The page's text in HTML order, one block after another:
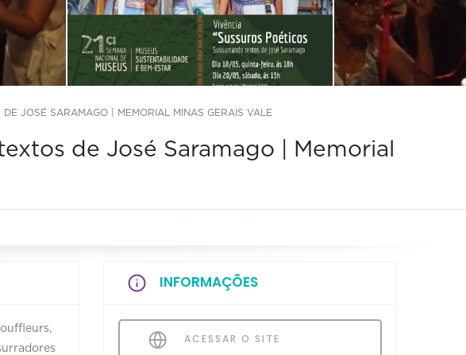
JOSÉ SARAMAGO | MEMORIAL MINAS GERAIS VALE
de José Saramago | Memorial
INFORMAÇÕES
ACESSAR O SITE